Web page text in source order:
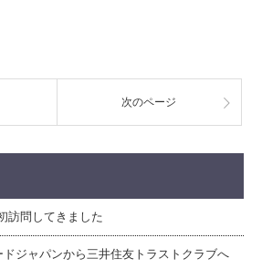
次のページ
訪問してきました
ドジャパンから三井住友トラストクラブへ